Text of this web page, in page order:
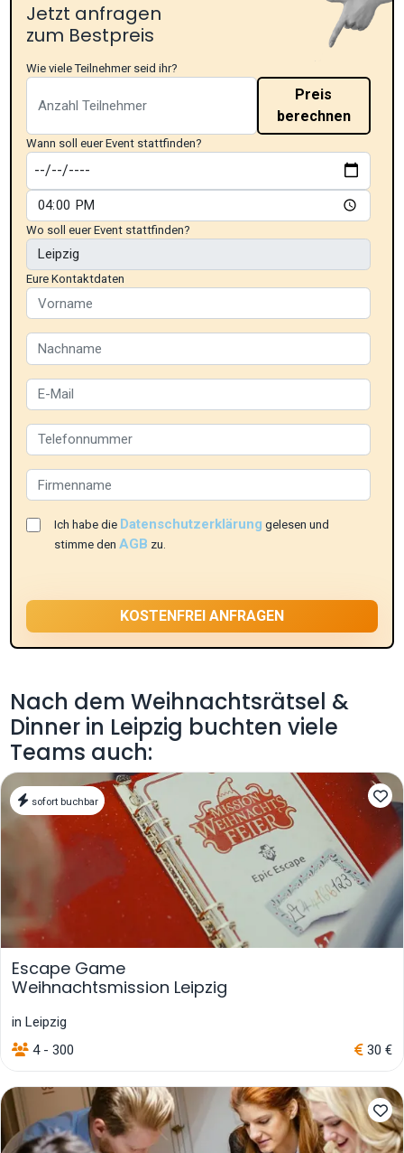
Jetzt anfragen
zum Bestpreis
Wie viele Teilnehmer seid ihr?
Preis
berechnen
Wann soll euer Event stattfinden?
Wo soll euer Event stattfinden?
Eure Kontaktdaten
Ich habe die Datenschutzerklärung gelesen und
stimme denAGB zu.
Nach dem Weihnachtsrätsel &
Dinner in Leipzig buchten viele
Teams auch:
sofort buchbar
Escape Game
Weihnachtsmission Leipzig
in Leipzig
4 - 300
30 €